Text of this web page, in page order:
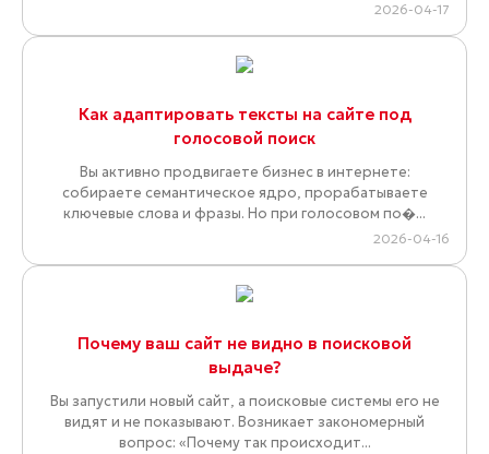
2026-04-17
Как адаптировать тексты на сайте под
голосовой поиск
Вы активно продвигаете бизнес в интернете:
собираете семантическое ядро, прорабатываете
ключевые слова и фразы. Но при голосовом по�...
2026-04-16
Почему ваш сайт не видно в поисковой
выдаче?
Вы запустили новый сайт, а поисковые системы его не
видят и не показывают. Возникает закономерный
вопрос: «Почему так происходит...